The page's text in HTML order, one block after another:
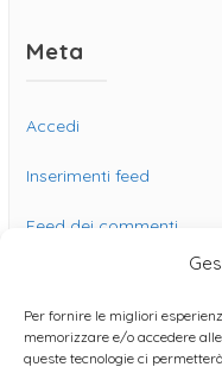
Per fornire le migliori
memorizzare e/o accedere
queste tecnologie ci
Meta
Accedi
Inserimenti feed
Feed dei commenti